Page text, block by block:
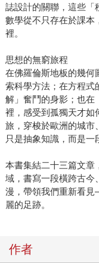
誌設計的關聯，這些「
數學從不只存在於課本
裡。
思想的無窮旅程
在佛羅倫斯地板的幾何
索科學方法；在方程式
解」奮鬥的身影；也在
裡，感受到孤獨天才如
旅，穿梭於歐洲的城市
只是抽象知識，而是一
本書集結二十三篇文章
域，書寫一段橫跨古今
漫，帶領我們重新看
麗的足跡。
作者